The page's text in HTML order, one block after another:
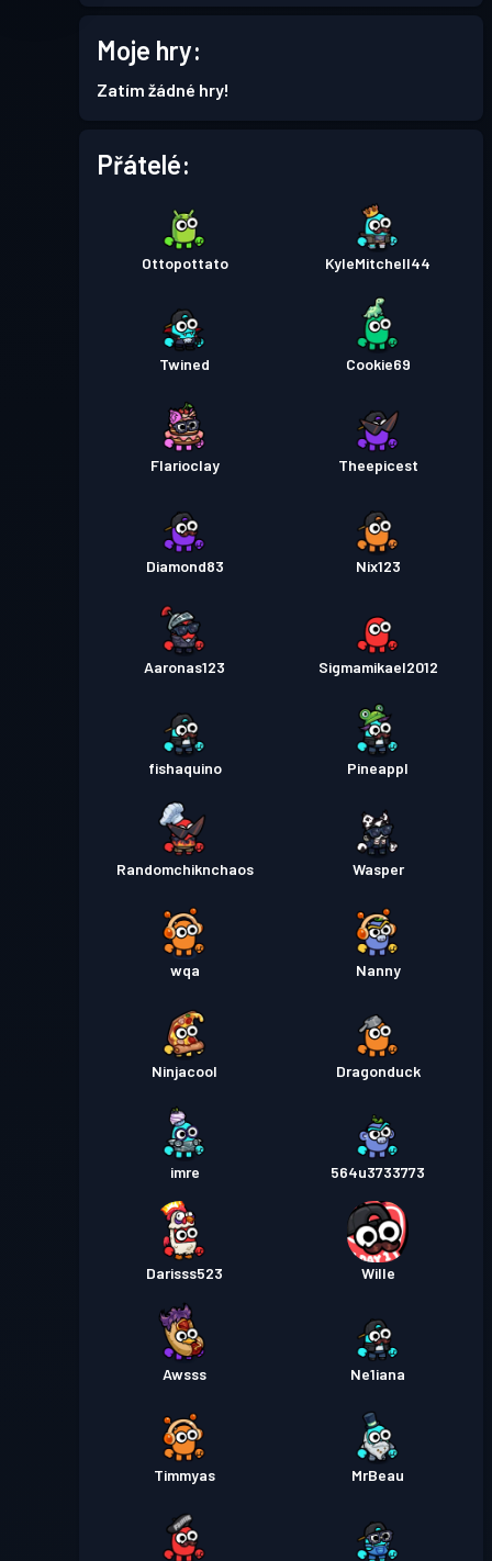
Bojový pas Season 5
Bojový pas Úroveň 6
Bojový pas Season 2
Bojový pas
Úroveň
22
Moje hry:
Zatím žádné hry!
Přátelé:
Ottopottato KyleMitchell44
Twined Cookie69
Flarioclay Theepicest
Diamond83 Nix123
Aaronas123 Sigmamikael2012
fishaquino Pineappl
Randomchiknchaos Wasper
wqa Nanny
Ninjacool Dragonduck
imre 564u3733773
Darisss523 Wille
Awsss Ne1iana
Timmyas MrBeau